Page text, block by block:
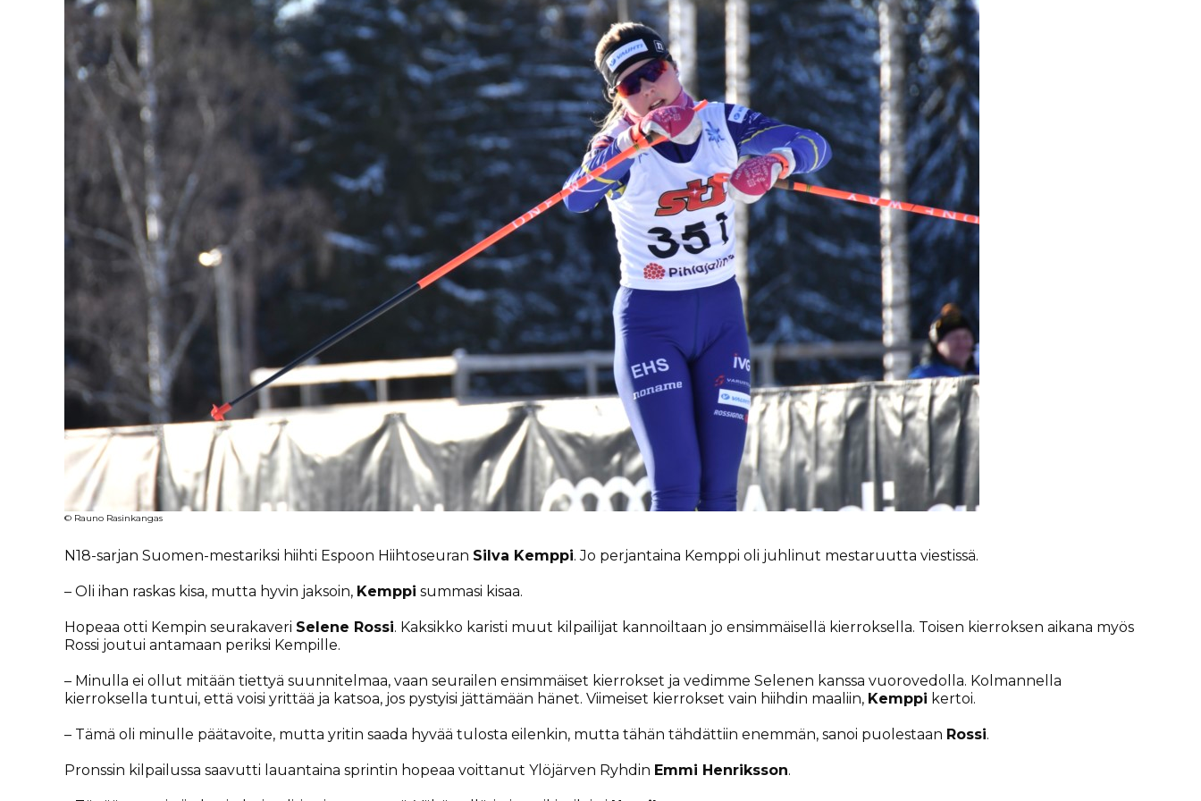
© Rauno Rasinkangas
N18-sarjan Suomen-mestariksi hiihti Espoon Hiihtoseuran Silva Kemppi. Jo perjantaina Kemppi oli juhlinut mestaruutta viestissä.
– Oli ihan raskas kisa, mutta hyvin jaksoin, Kemppi summasi kisaa.
Hopeaa otti Kempin seurakaveri Selene Rossi. Kaksikko karisti muut kilpailijat kannoiltaan jo ensimmäisellä kierroksella. Toisen kierroksen aikana myös
Rossi joutui antamaan periksi Kempille.
– Minulla ei ollut mitään tiettyä suunnitelmaa, vaan seurailen ensimmäiset kierrokset ja vedimme Selenen kanssa vuorovedolla. Kolmannella
kierroksella tuntui, että voisi yrittää ja katsoa, jos pystyisi jättämään hänet. Viimeiset kierrokset vain hiihdin maaliin, Kemppi kertoi.
– Tämä oli minulle päätavoite, mutta yritin saada hyvää tulosta eilenkin, mutta tähän tähdättiin enemmän, sanoi puolestaan Rossi.
Pronssin kilpailussa saavutti lauantaina sprintin hopeaa voittanut Ylöjärven Ryhdin Emmi Henriksson.